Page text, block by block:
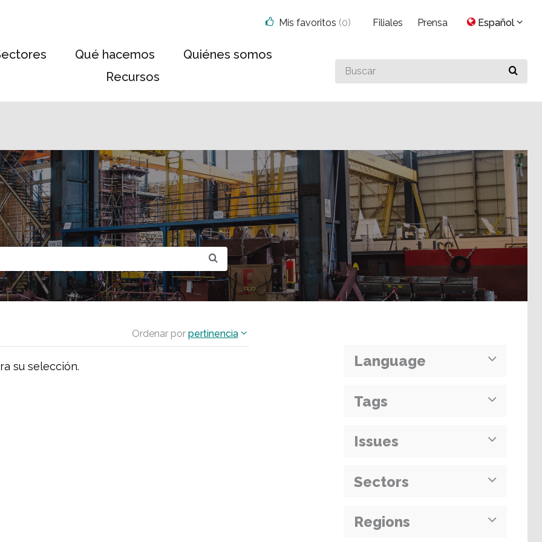
Qué hacemos
Quiénes somos
Recursos
Buscar
algo
Mis favoritos (0) Filiales Prensa Español
Ordenar por pertinencia
su selección. Language
Tags
Issues
Sectors
Regions